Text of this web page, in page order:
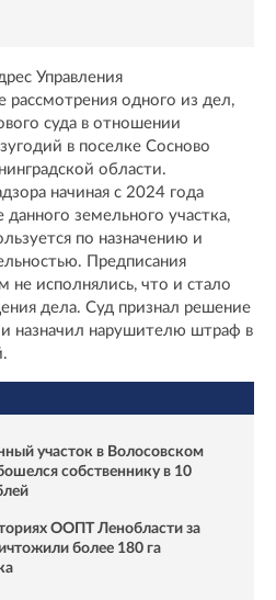
Управления
рассмотрения одного из дел,
суда в отношении
в поселке Сосново
области.
начиная с 2024 года
земельного участка,
по назначению и
Предписания
не исполнялись, что и стало
дела. Суд признал решение
назначил нарушителю штраф в
участок в Волосовском
собственнику в 10
ООПТ Ленобласти за
более 180 га